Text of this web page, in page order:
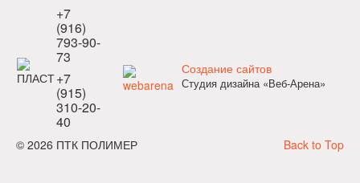
+7
(916)
793-90-
73
+7
(915)
310-20-
40
Создание сайтов
Студия дизайна «Веб-Арена»
Back to Top
© 2026 ПТК ПОЛИМЕР